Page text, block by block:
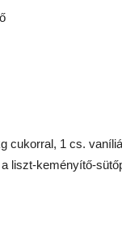
cukorral, 1 cs.
liszt-keményítő-